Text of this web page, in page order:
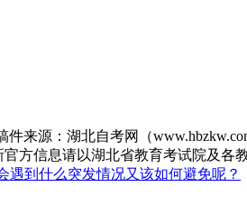
来源：湖北自考网（
方信息请以湖北省教育考试院及各
遇到什么突发情况又该如何避免呢？